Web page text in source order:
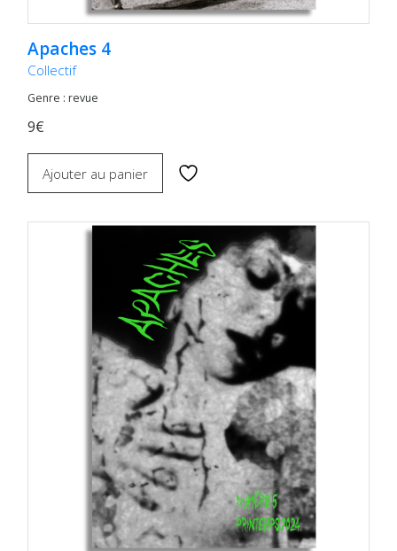
Apaches 4
Collectif
Genre : revue
9€
Ajouter au panier